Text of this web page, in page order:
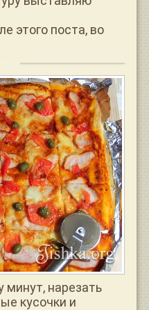
этого поста, во
минут, нарезать
кусочки и